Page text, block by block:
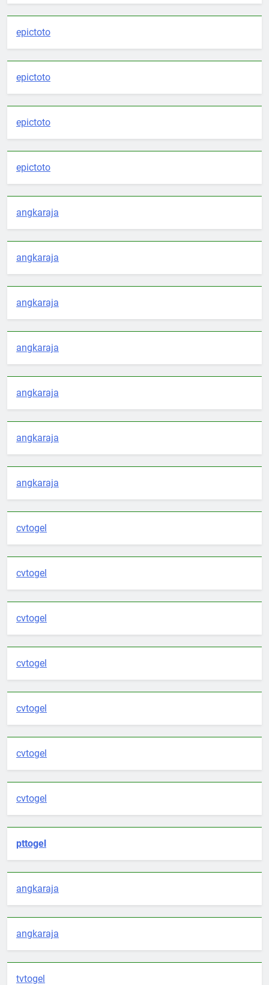
epictoto
epictoto
epictoto
epictoto
angkaraja
angkaraja
angkaraja
angkaraja
angkaraja
angkaraja
angkaraja
cvtogel
cvtogel
cvtogel
cvtogel
cvtogel
cvtogel
cvtogel
pttogel
angkaraja
angkaraja
tvtogel